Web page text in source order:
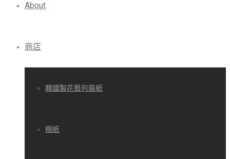
About
商店
韓國製花藝包裝紙
棉紙